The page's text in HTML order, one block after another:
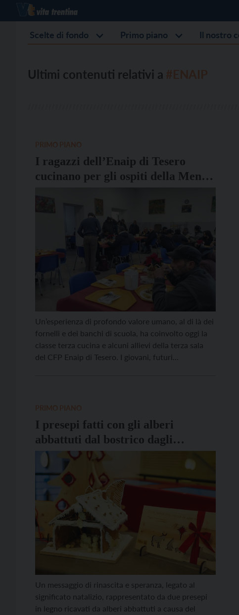
Scelte di fondo Primo piano Il nostro
Ultimi contenuti relativi a
I ragazzi dell’Enaip di Tesero
cucinano per gli ospiti della Mensa
Un’esperienza di profondo valore umano, al di là dei
fornelli e dei banchi di scuola, ha coinvolto oggi la
classe terza cucina e alcuni allievi della terza sala
del CFP Enaip di Tesero. I giovani, futuri
I presepi fatti con gli alberi
abbattuti dal bostrico dagli
studenti dell’Enaip
Un messaggio di rinascita e speranza, legato al
significato natalizio, rappresentato da due presepi
in legno ricavati da alberi abbattuti a causa del